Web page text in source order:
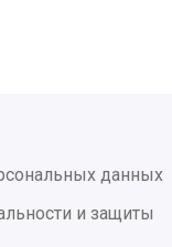
данных
и защиты